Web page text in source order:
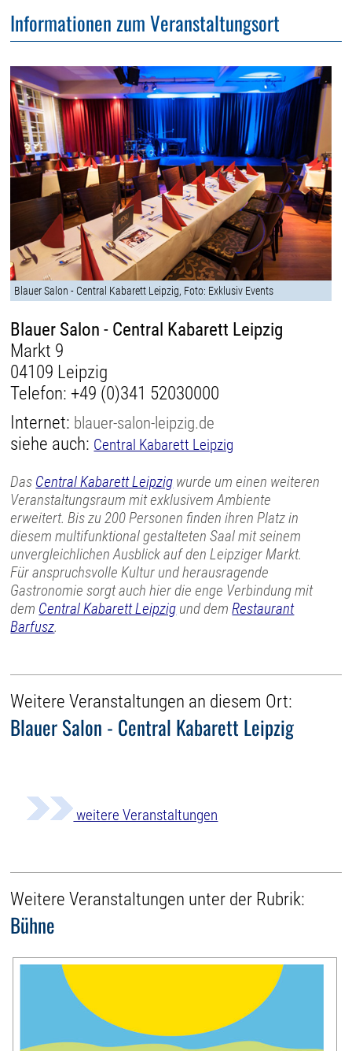
Informationen zum Veranstaltungsort
Blauer Salon - Central Kabarett Leipzig, Foto: Exklusiv Events
Blauer Salon - Central Kabarett Leipzig
Markt 9
04109 Leipzig
Telefon: +49 (0)341 52030000
Internet: blauer-salon-leipzig.de
siehe auch: Central Kabarett Leipzig
Das Central Kabarett Leipzig wurde um einen weiteren
Veranstaltungsraum mit exklusivem Ambiente
erweitert. Bis zu 200 Personen finden ihren Platz in
diesem multifunktional gestalteten Saal mit seinem
unvergleichlichen Ausblick auf den Leipziger Markt.
Für anspruchsvolle Kultur und herausragende
Gastronomie sorgt auch hier die enge Verbindung mit
dem Central Kabarett Leipzig und demRestaurant
Barfusz.
Weitere Veranstaltungen an diesem Ort:
Blauer Salon - Central Kabarett Leipzig
weitere Veranstaltungen
Weitere Veranstaltungen unter der Rubrik:
Bühne